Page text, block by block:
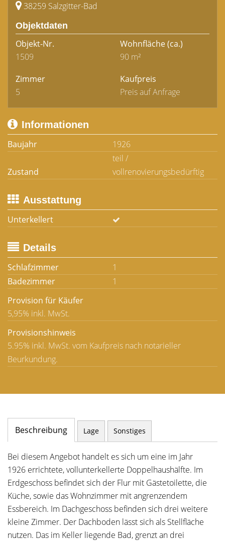
38259 Salzgitter-Bad
Objektdaten
Objekt-Nr.
1509
Wohnfläche(ca.)
90 m²
Zimmer
5
Kaufpreis
Preis auf Anfrage
Informationen
Baujahr
1926
Zustand
teil /
vollrenovierungsbedürftig
Ausstattung
Unterkellert
Details
Schlafzimmer
1
Badezimmer
1
Provision für Käufer
5,95% inkl. MwSt.
Provisionshinweis
5.95% inkl. MwSt. vom Kaufpreis nach notarieller
Beurkundung.
Beschreibung Lage Sonstiges
Bei diesem Angebot handelt es sich um eine im Jahr
1926 errichtete, vollunterkellerte Doppelhaushälfte. Im
Erdgeschoss befindet sich der Flur mit Gästetoilette, die
Küche, sowie das Wohnzimmer mit angrenzendem
Essbereich. Im Dachgeschoss befinden sich drei weitere
kleine Zimmer. Der Dachboden lässt sich als Stellfläche
nutzen. Das im Keller liegende Bad, grenzt an drei